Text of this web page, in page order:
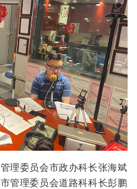
理委员会市政办科长张海斌
管理委员会道路科科长彭鹏